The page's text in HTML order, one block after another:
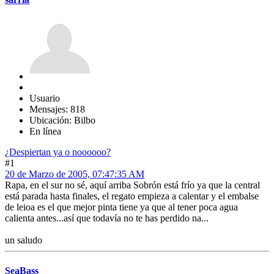
Usuario
Mensajes: 818
Ubicación: Bilbo
En línea
¿Despiertan ya o noooooo?
#1
20 de Marzo de 2005, 07:47:35 AM
Rapa, en el sur no sé, aquí arriba Sobrón está frío ya que la central
está parada hasta finales, el regato empieza a calentar y el embalse
de leioa es el que mejor pinta tiene ya que al tener poca agua
calienta antes...así que todavía no te has perdido na...
un saludo
SeaBass